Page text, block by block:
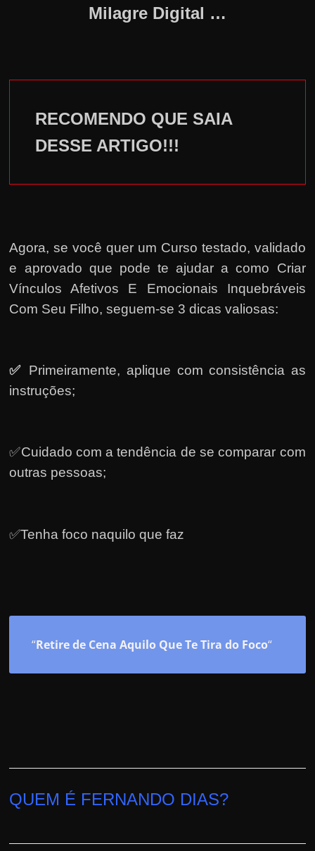
Milagre Digital …
RECOMENDO QUE SAIA
DESSE ARTIGO!!!
Agora, se você quer um Curso testado, validado
e aprovado que pode te ajudar a como Criar
Vínculos Afetivos E Emocionais Inquebráveis
Com Seu Filho, seguem-se 3 dicas valiosas:
✅ Primeiramente, aplique com consistência as
instruções;
✅Cuidado com a tendência de se comparar com
outras pessoas;
✅Tenha foco naquilo que faz
“Retire de Cena Aquilo Que Te Tira do Foco“
QUEM É FERNANDO DIAS?